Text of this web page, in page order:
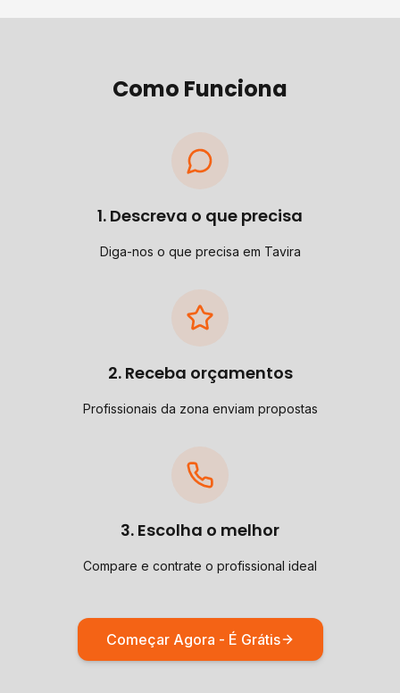
Como Funciona
1. Descreva o que precisa
Diga-nos o que precisa em Tavira
2. Receba orçamentos
Profissionais da zona enviam propostas
3. Escolha o melhor
Compare e contrate o profissional ideal
Começar Agora - É Grátis